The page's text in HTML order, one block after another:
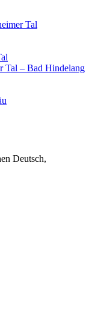
Tal
Tal – Bad Hindelang
Deutsch,